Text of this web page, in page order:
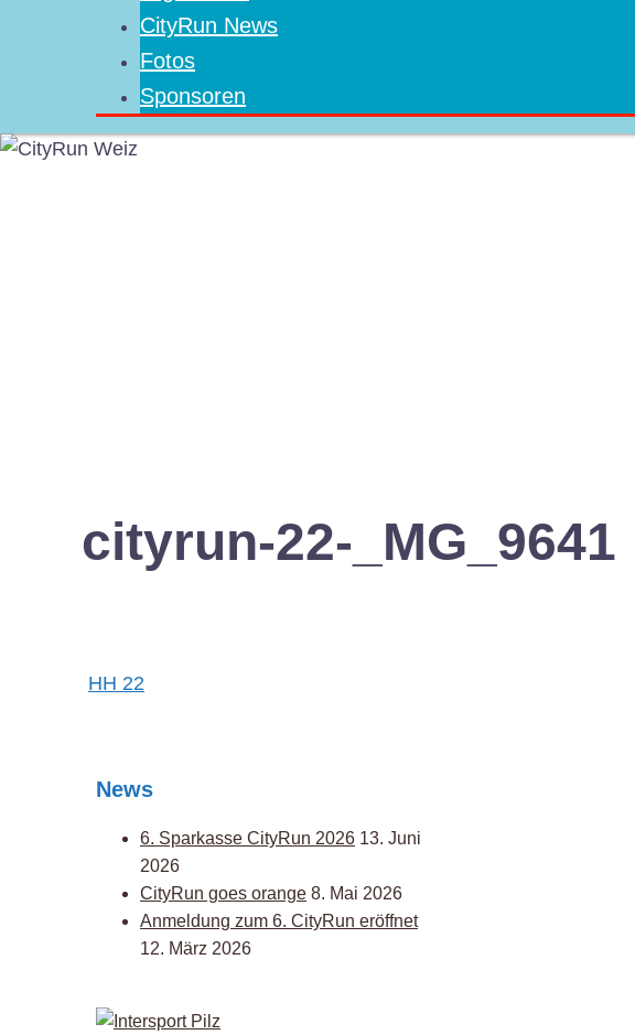
CityRun News
Fotos
Sponsoren
cityrun-22-_MG_9641
Post
HH 22
News
6. Sparkasse CityRun 2026 13. Juni
2026
CityRun goes orange 8. Mai 2026
Anmeldung zum 6. CityRun eröffnet
12. März 2026